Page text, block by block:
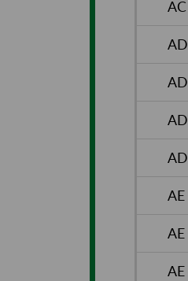
AC
AD
AD
AD
AD
AE
AE
AE